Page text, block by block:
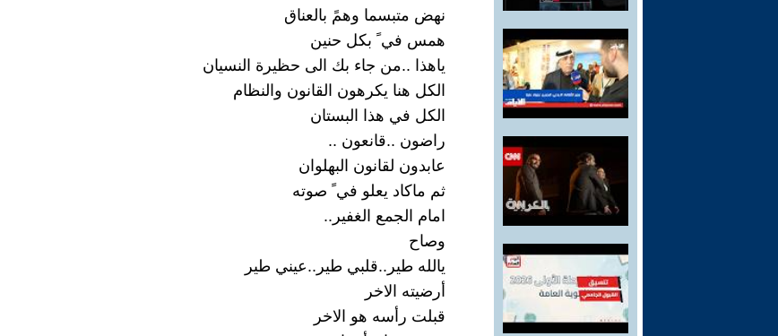
نهض متبسما وهمً بالعناق
همس في ً بكل حنين
ياهذا ..من جاء بك الى حظيرة النسيان
الكل هنا يكرهون القانون والنظام
الكل في هذا البستان
راضون ..قانعون ..
عابدون لقانون البهلوان
ثم ماكاد يعلو في ً صوته
امام الجمع الغفير..
وصاح
يالله طير..قلبي طير..عيني طير
أرضيته الاخر
قبلت رأسه هو الاخر